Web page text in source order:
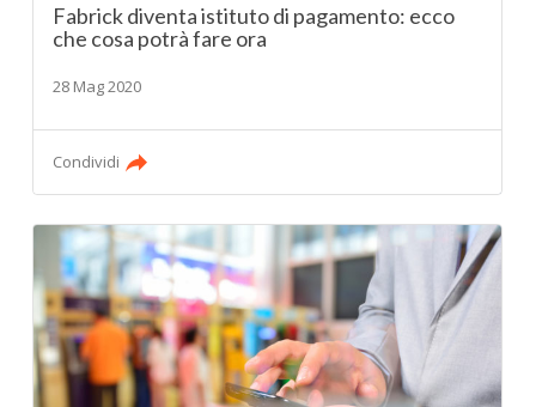
Fabrick diventa istituto di pagamento: ecco
che cosa potrà fare ora
28 Mag 2020
Condividi